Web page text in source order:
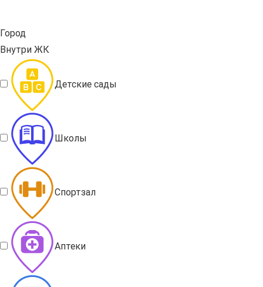
Город
Внутри ЖК
Детские сады
Школы
Спортзал
Аптеки